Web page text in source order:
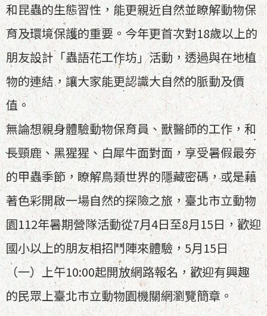
和昆蟲的生態習性，能更親近自然並瞭解動物保
育及環境保護的重要。今年更首次對18歲以上的
朋友設計「蟲語花工作坊」活動，透過與在地植
物的連結，讓大家能更認識大自然的脈動及價
值。
無論想親身體驗動物保育員、獸醫師的工作，和
長頸鹿、黑猩猩、白犀牛面對面，享受暑假最夯
的甲蟲季節，瞭解鳥類世界的隱藏密碼，或是藉
著色彩開啟一場自然的探險之旅，臺北市立動物
園112年暑期營隊活動從7月4日至8月15日，歡迎
國小以上的朋友相招鬥陣來體驗，5月15日
（一）上午10:00起開放網路報名，歡迎有興趣
的民眾上臺北市立動物園機關網瀏覽簡章。